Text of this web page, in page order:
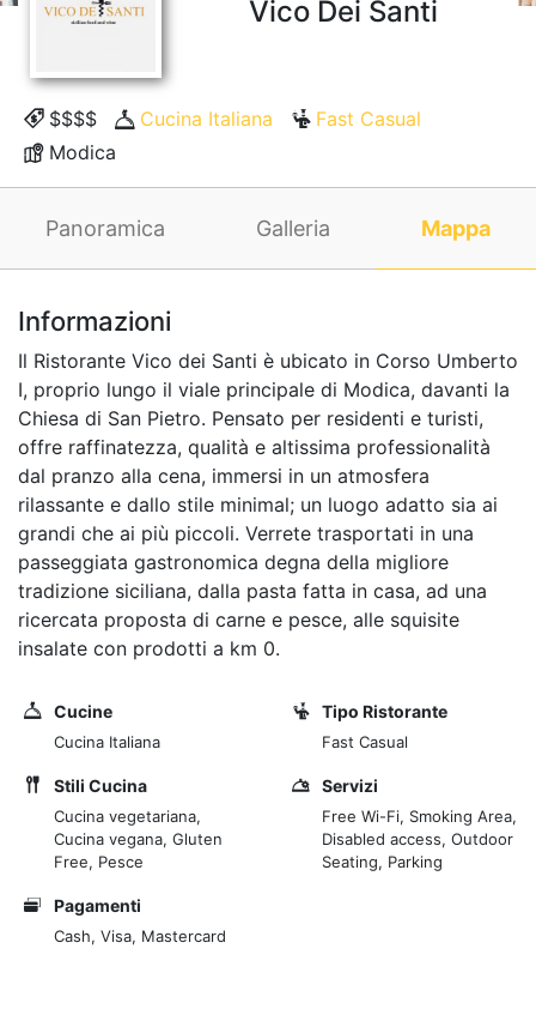
Vico Dei Santi
$$$$ Cucina Italiana
Fast Casual
Modica
Panoramica Galleria Mappa
Informazioni
Il Ristorante Vico dei Santi è ubicato in Corso Umberto
I, proprio lungo il viale principale di Modica, davanti la
Chiesa di San Pietro. Pensato per residenti e turisti,
offre raffinatezza, qualità e altissima professionalità
dal pranzo alla cena, immersi in un atmosfera
rilassante e dallo stile minimal; un luogo adatto sia ai
grandi che ai più piccoli. Verrete trasportati in una
passeggiata gastronomica degna della migliore
tradizione siciliana, dalla pasta fatta in casa, ad una
ricercata proposta di carne e pesce, alle squisite
insalate con prodotti a km 0.
Cucine
Cucina Italiana
Tipo Ristorante
Fast Casual
Stili Cucina
Cucina vegetariana,
Cucina vegana, Gluten
Free, Pesce
Servizi
Free Wi-Fi, Smoking Area,
Disabled access, Outdoor
Seating, Parking
Pagamenti
Cash, Visa, Mastercard